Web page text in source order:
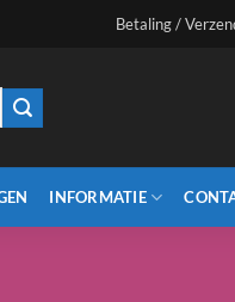
Betaling /
INFORMATIE